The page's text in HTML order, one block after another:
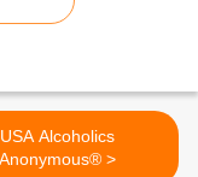
USA Alcoholics
Anonymous® >